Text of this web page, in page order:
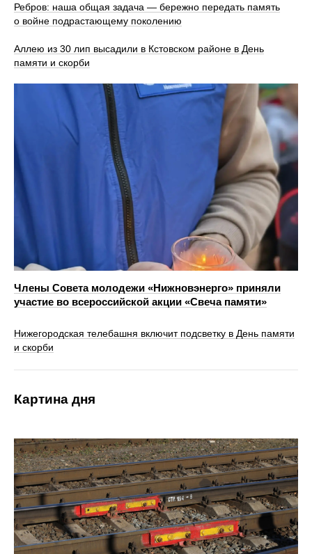
Ребров: наша общая задача — бережно передать память
о войне подрастающему поколению
Аллею из 30 лип высадили в Кстовском районе в День
памяти и скорби
Члены Совета молодежи «Нижновэнерго» приняли
участие во всероссийской акции «Свеча памяти»
Нижегородская телебашня включит подсветку в День памяти
и скорби
Картина дня